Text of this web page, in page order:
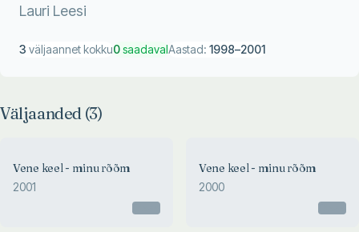
Lauri Leesi
3 väljaannet kokku0saadavalAastad: 1998–2001
Väljaanded (3)
Vene keel - minu rõõm
2001
Vene keel - minu rõõm
2000